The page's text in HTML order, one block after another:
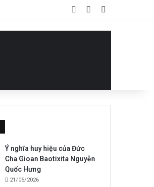
Log In Bài viết ngẫu
Ý nghĩa huy hiệu của Đức
Cha Gioan Baotixita Nguyễn
Quốc Hưng
21/05/2026